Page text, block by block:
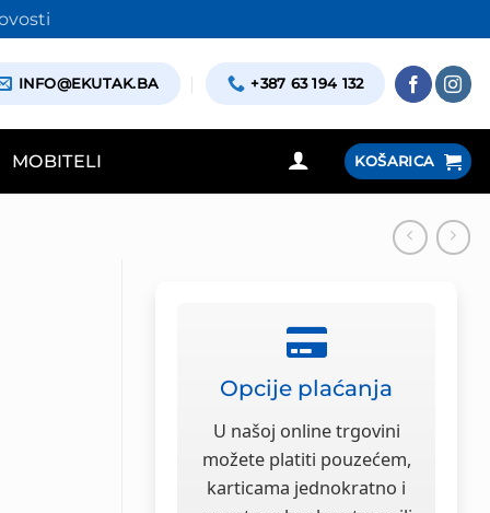
INFO@EKUTAK.BA +387 63 194 132
MOBITELI KOŠARICA
Opcije plaćanja
U našoj online trgovini
možete platiti pouzećem,
karticama jednokratno i